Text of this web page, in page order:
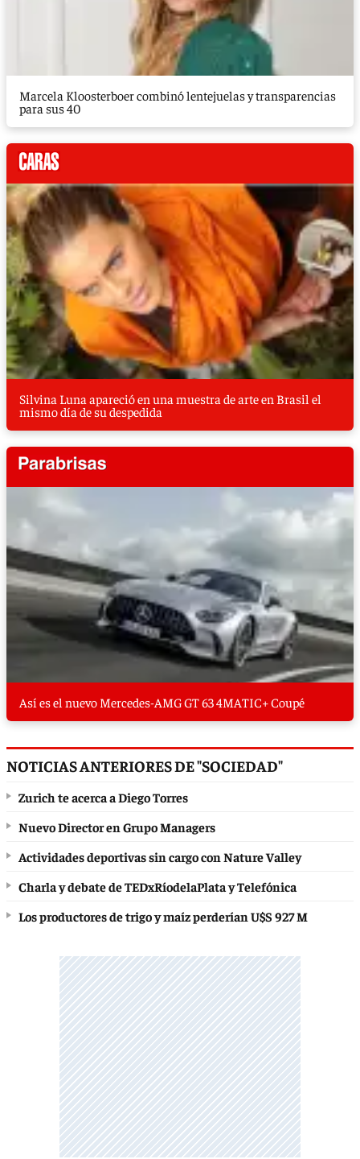
Marcela Kloosterboer combinó lentejuelas y transparencias
para sus 40
Silvina Luna apareció en una muestra de arte en Brasil el
mismo día de su despedida
Así es el nuevo Mercedes-AMG GT 63 4MATIC+ Coupé
NOTICIAS ANTERIORES DE "SOCIEDAD"
Zurich te acerca a Diego Torres
Nuevo Director en Grupo Managers
Actividades deportivas sin cargo con Nature Valley
Charla y debate de TEDxRíodelaPlata y Telefónica
Los productores de trigo y maíz perderían U$S 927 M